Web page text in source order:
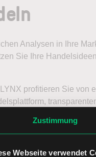
Zustimmung
Webseite verwendet
Analysen in Ihre
Sie Ihre
profitieren Sie von